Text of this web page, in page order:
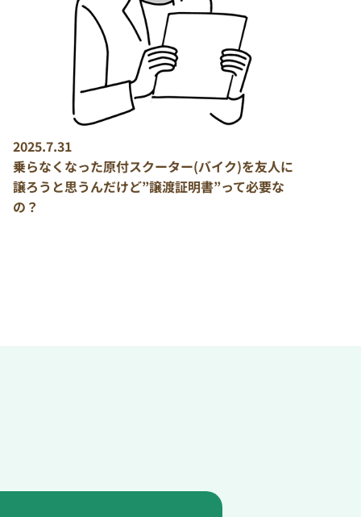
2025.7.31
乗らなくなった原付スクーター(バイク)を友人に
譲ろうと思うんだけど”譲渡証明書”って必要な
の？